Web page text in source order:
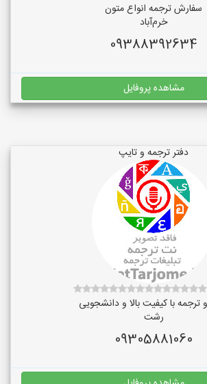
سفارش ترجمه انواع متون
خرم‌آباد
09388392634
مشاهده پروفایل
دفتر ترجمه و تایپ
ترجمه با کیفیت بالا و دانشجویی
رشت
09305881060